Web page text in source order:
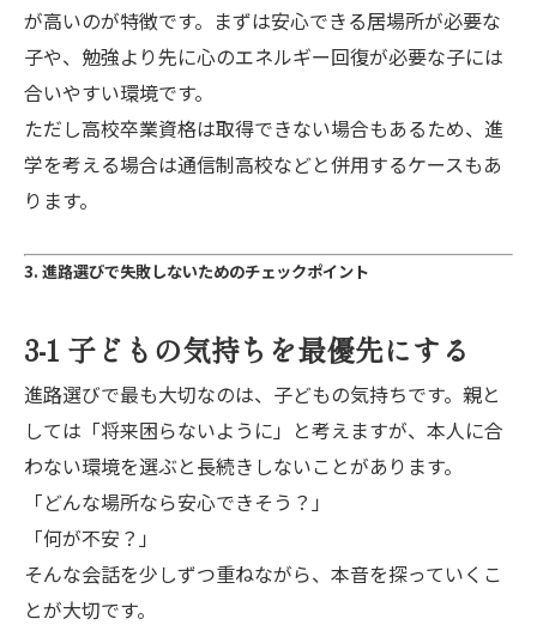
が高いのが特徴です。まずは安心できる居場所が必要な
子や、勉強より先に心のエネルギー回復が必要な子には
合いやすい環境です。
ただし高校卒業資格は取得できない場合もあるため、進
学を考える場合は通信制高校などと併用するケースもあ
ります。
3. 進路選びで失敗しないためのチェックポイント
3-1 子どもの気持ちを最優先にする
進路選びで最も大切なのは、子どもの気持ちです。親と
しては「将来困らないように」と考えますが、本人に合
わない環境を選ぶと長続きしないことがあります。
「どんな場所なら安心できそう？」
「何が不安？」
そんな会話を少しずつ重ねながら、本音を探っていくこ
とが大切です。